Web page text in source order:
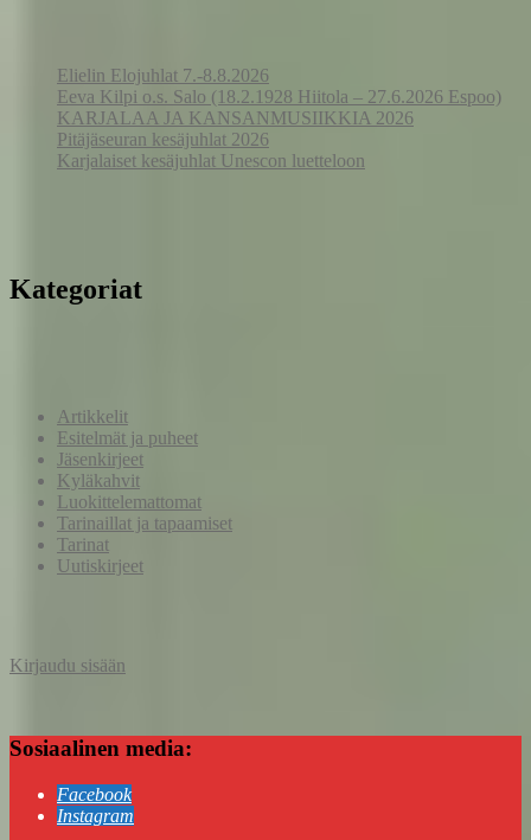
Elielin Elojuhlat 7.-8.8.2026
Eeva Kilpi o.s. Salo (18.2.1928 Hiitola – 27.6.2026 Espoo)
KARJALAA JA KANSANMUSIIKKIA 2026
Pitäjäseuran kesäjuhlat 2026
Karjalaiset kesäjuhlat Unescon luetteloon
Kategoriat
Artikkelit
Esitelmät ja puheet
Jäsenkirjeet
Kyläkahvit
Luokittelemattomat
Tarinaillat ja tapaamiset
Tarinat
Uutiskirjeet
Kirjaudu sisään
Sosiaalinen media:
Facebook
Instagram